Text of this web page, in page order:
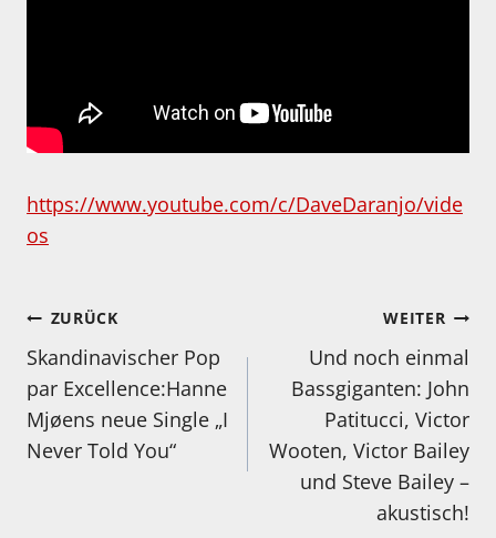
https://www.youtube.com/c/DaveDaranjo/vide
os
Beitragsnavigation
ZURÜCK
Skandinavischer Pop
par Excellence:Hanne
Mjøens neue Single „I
Never Told You“
WEITER
Und noch einmal
Bassgiganten: John
Patitucci, Victor
Wooten, Victor Bailey
und Steve Bailey –
akustisch!